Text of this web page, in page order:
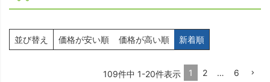
並び替え 価格が安い順 価格が高い順 新着順
109件中 1-20件表示 1 2 … 6